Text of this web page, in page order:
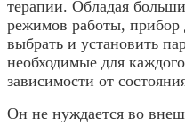
терапии. Обладая
режимов работы, прибор
выбрать и установить
необходимые для
зависимости от
Он не нуждается во